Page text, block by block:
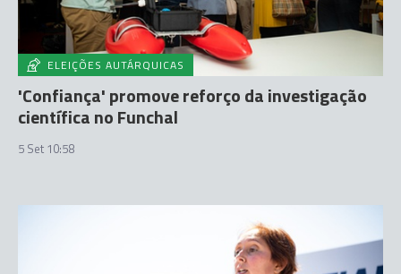
ELEIÇÕES AUTÁRQUICAS
'Confiança' promove reforço da investigação
científica no Funchal
5 Set 10:58